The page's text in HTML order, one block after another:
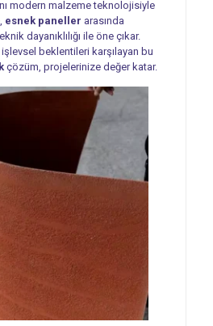
modern malzeme teknolojisiyle
esnek paneller arasında
dayanıklılığı ile öne çıkar.
beklentileri karşılayan bu
çözüm, projelerinize değer katar.